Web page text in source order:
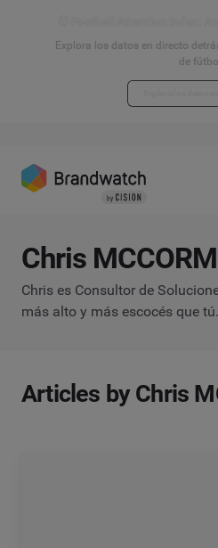
Explora los datos en directo
de
Chris
Chris es Consultor de
más alto y más escocés que tú.
Articles by Chris